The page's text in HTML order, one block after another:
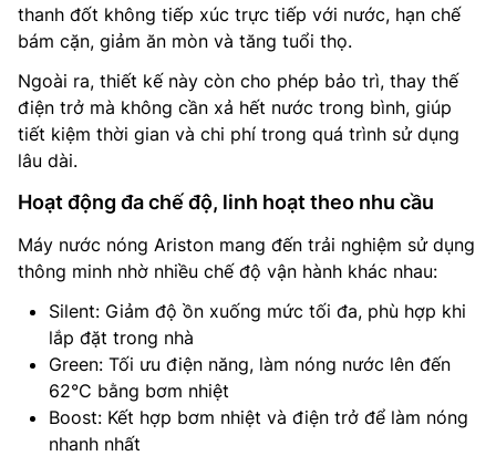
thanh đốt không tiếp xúc trực tiếp với nước, hạn chế
bám cặn, giảm ăn mòn và tăng tuổi thọ.
Ngoài ra, thiết kế này còn cho phép bảo trì, thay thế
điện trở mà không cần xả hết nước trong bình, giúp
tiết kiệm thời gian và chi phí trong quá trình sử dụng
lâu dài.
Hoạt động đa chế độ, linh hoạt theo nhu cầu
Máy nước nóng Ariston mang đến trải nghiệm sử dụng
thông minh nhờ nhiều chế độ vận hành khác nhau:
Silent: Giảm độ ồn xuống mức tối đa, phù hợp khi
lắp đặt trong nhà
Green: Tối ưu điện năng, làm nóng nước lên đến
62°C bằng bơm nhiệt
Boost: Kết hợp bơm nhiệt và điện trở để làm nóng
nhanh nhất